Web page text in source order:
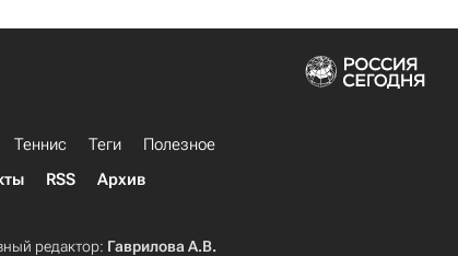
Теннис Теги
Полезное
RSS Архив
редактор: Гаврилова А.В.